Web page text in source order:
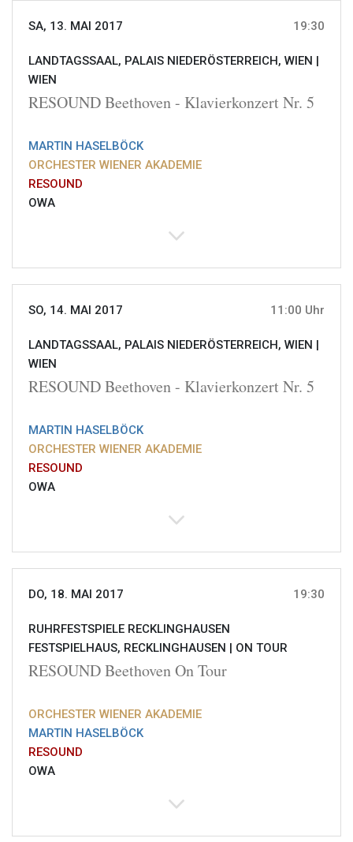
SA, 13. MAI 2017 19:30
LANDTAGSSAAL, PALAIS NIEDERÖSTERREICH, WIEN |
WIEN
RESOUND Beethoven - Klavierkonzert Nr. 5
MARTIN HASELBÖCK
ORCHESTER WIENER AKADEMIE
RESOUND
OWA
SO, 14. MAI 2017 11:00 Uhr
LANDTAGSSAAL, PALAIS NIEDERÖSTERREICH, WIEN |
WIEN
RESOUND Beethoven - Klavierkonzert Nr. 5
MARTIN HASELBÖCK
ORCHESTER WIENER AKADEMIE
RESOUND
OWA
DO, 18. MAI 2017 19:30
RUHRFESTSPIELE RECKLINGHAUSEN
FESTSPIELHAUS, RECKLINGHAUSEN | ON TOUR
RESOUND Beethoven On Tour
ORCHESTER WIENER AKADEMIE
MARTIN HASELBÖCK
RESOUND
OWA